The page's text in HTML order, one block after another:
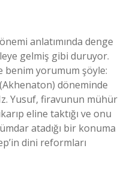
anlatımında denge
gelmiş gibi duruyor.
benim yorumum şöyle:
döneminde
Yusuf, firavunun mühür
eline taktığı ve onu
atadığı bir konuma
dini reformları